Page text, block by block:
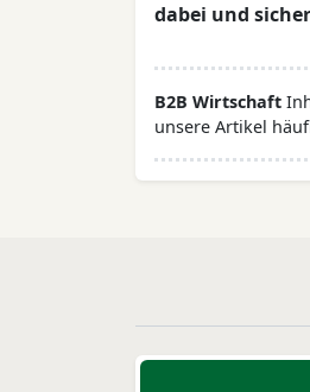
dabei und
B2B Wirtschaft
unsere Artikel